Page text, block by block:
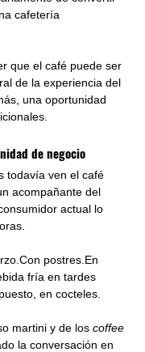
cafetería
que el café puede ser
de la experiencia del
una oportunidad
de negocio
todavía ven el café
acompañante del
actual lo
postres.En
fría en tardes
en cocteles.
martini y de los coffee
la conversación en